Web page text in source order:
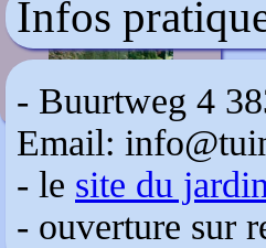
Hidcote Manor
Infos
- Buurtweg 4
Email:
- le site du jardin
- ouverture sur